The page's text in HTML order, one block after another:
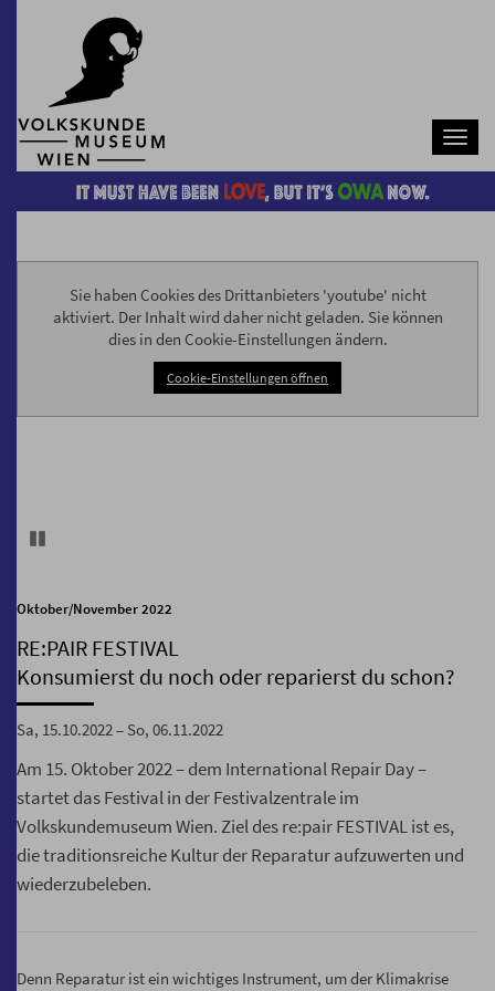
Sie haben Cookies des Drittanbieters 'youtube' nicht
aktiviert. Der Inhalt wird daher nicht geladen. Sie können
dies in den Cookie-Einstellungen ändern.
Cookie-Einstellungen öffnen
Oktober/November 2022
RE:PAIR FESTIVAL
Konsumierst du noch oder reparierst du schon?
Sa, 15.10.2022 – So, 06.11.2022
Am 15. Oktober 2022 – dem International Repair Day –
startet das Festival in der Festivalzentrale im
Volkskundemuseum Wien. Ziel des re:pair FESTIVAL ist es,
die traditionsreiche Kultur der Reparatur aufzuwerten und
wiederzubeleben.
Denn Reparatur ist ein wichtiges Instrument, um der Klimakrise